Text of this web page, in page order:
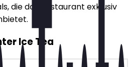
die das Restaurant exklusiv
Ice Tea